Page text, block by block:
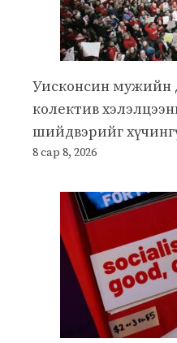
Уисконсин мужийн
колектив
шийдвэрийг
8 сар 8, 2026